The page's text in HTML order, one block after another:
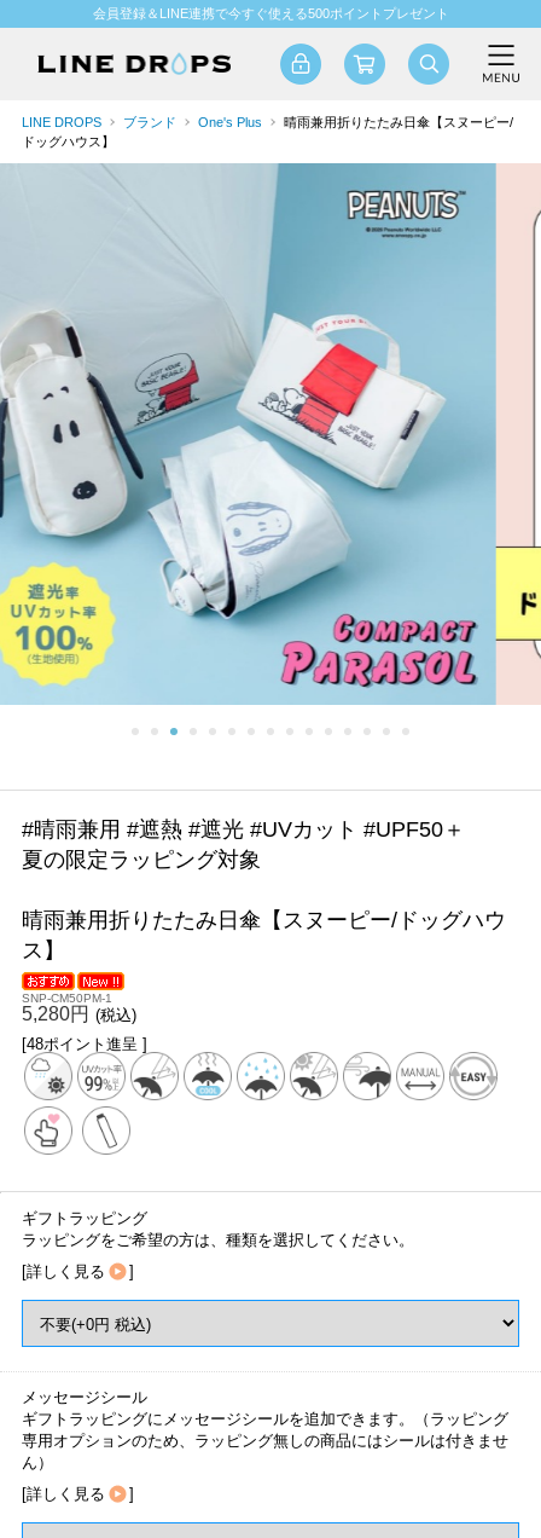
会員登録＆LINE連携で今すぐ使える500ポイントプレゼント
LINE DROPS ブランド One's Plus
晴雨兼用折りたたみ日傘【スヌーピー/
ドッグハウス】
#晴雨兼用 #遮熱 #遮光 #UVカット #UPF50＋
夏の限定ラッピング対象
晴雨兼用折りたたみ日傘【スヌーピー/ドッグハウ
ス】
SNP-CM50PM-1
5,280円 (税込)
[48ポイント進呈 ]
ギフトラッピング
ラッピングをご希望の方は、種類を選択してください。
[詳しく見る ]
メッセージシール
ギフトラッピングにメッセージシールを追加できます。（ラッピング
専用オプションのため、ラッピング無しの商品にはシールは付きませ
ん）
[詳しく見る ]